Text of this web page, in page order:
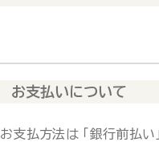
お支払いについて
お支払方法は 「銀行前払い」